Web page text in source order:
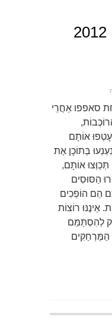
סאפפו אַחֲרֵי
אוֹתָם
בְּתוֹכָן אֶת
אוֹתָם,
הַסּוּסִים
הֵם הוֹפְכִים
אֵינֶנּוּ רוֹצוֹת
לְהִסְתַּמֵּם
הַמֶּרְחַקִּים